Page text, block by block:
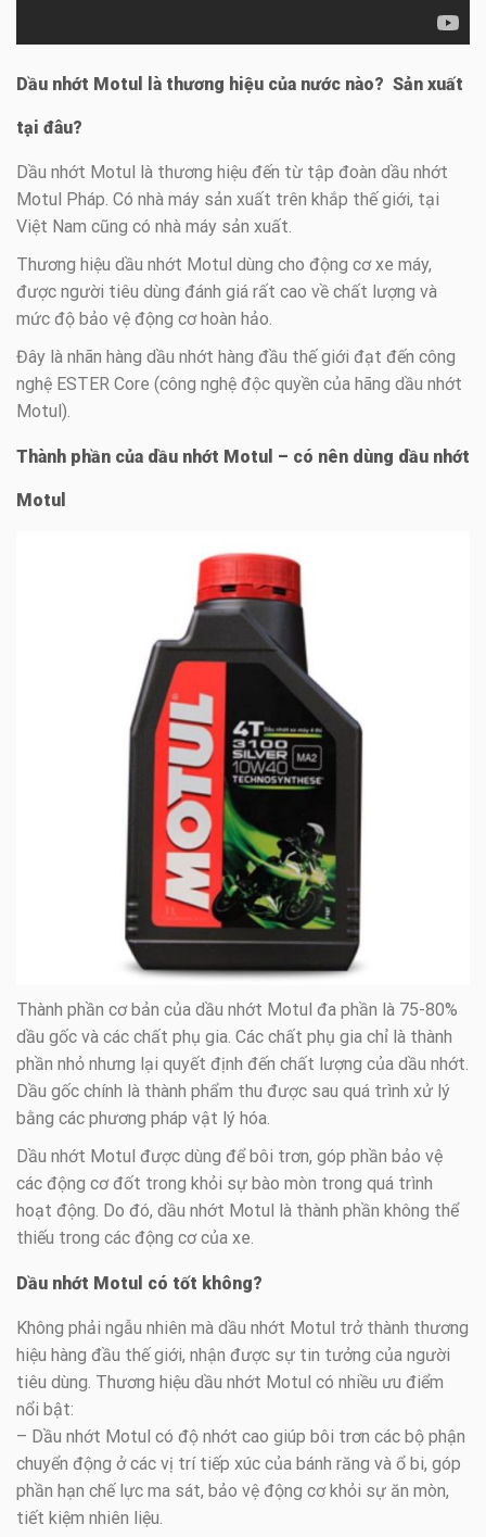
Dầu nhớt Motul là thương hiệu của nước nào? Sản xuất
tại đâu?
Dầu nhớt Motul là thương hiệu đến từ tập đoàn dầu nhớt
Motul Pháp. Có nhà máy sản xuất trên khắp thế giới, tại
Việt Nam cũng có nhà máy sản xuất.
Thương hiệu dầu nhớt Motul dùng cho động cơ xe máy,
được người tiêu dùng đánh giá rất cao về chất lượng và
mức độ bảo vệ động cơ hoàn hảo.
Đây là nhãn hàng dầu nhớt hàng đầu thế giới đạt đến công
nghệ ESTER Core (công nghệ độc quyền của hãng dầu nhớt
Motul).
Thành phần của dầu nhớt Motul – có nên dùng dầu nhớt
Motul
Thành phần cơ bản của dầu nhớt Motul đa phần là 75-80%
dầu gốc và các chất phụ gia. Các chất phụ gia chỉ là thành
phần nhỏ nhưng lại quyết định đến chất lượng của dầu nhớt.
Dầu gốc chính là thành phẩm thu được sau quá trình xử lý
bằng các phương pháp vật lý hóa.
Dầu nhớt Motul được dùng để bôi trơn, góp phần bảo vệ
các động cơ đốt trong khỏi sự bào mòn trong quá trình
hoạt động. Do đó, dầu nhớt Motul là thành phần không thể
thiếu trong các động cơ của xe.
Dầu nhớt Motul có tốt không?
Không phải ngẫu nhiên mà dầu nhớt Motul trở thành thương
hiệu hàng đầu thế giới, nhận được sự tin tưởng của người
tiêu dùng. Thương hiệu dầu nhớt Motul có nhiều ưu điểm
nổi bật:
– Dầu nhớt Motul có độ nhớt cao giúp bôi trơn các bộ phận
chuyển động ở các vị trí tiếp xúc của bánh răng và ổ bi, góp
phần hạn chế lực ma sát, bảo vệ động cơ khỏi sự ăn mòn,
tiết kiệm nhiên liệu.